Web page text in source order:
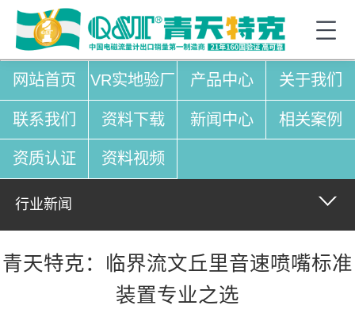
网站首页 VR实地验厂 产品中心 关于我们
联系我们 资料下载 新闻中心 相关案例
资质认证 资料视频
行业新闻
青天特克：临界流文丘里音速喷嘴标准
装置专业之选